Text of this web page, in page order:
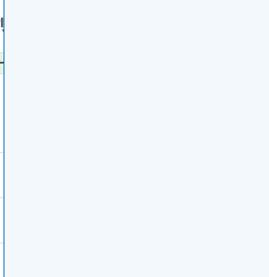
できるサービス
ビス（自宅に訪問するサービス）